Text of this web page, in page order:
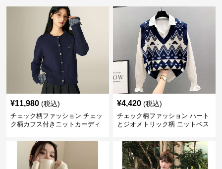
¥11,980 (税込)
チェック柄ファッション チェッ
ク柄カフス付きニットカーディ
¥4,420 (税込)
チェック柄ファッション ハート
とジオメトリック柄 ニットベス